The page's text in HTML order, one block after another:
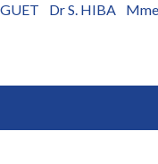
Dr S. HIBA-